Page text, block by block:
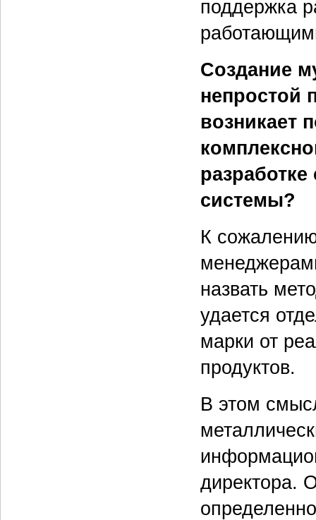
поддержка
Создание
непростой
возникает
системы?
К
назвать
удается
марки от
продуктов.
В этом
директора.